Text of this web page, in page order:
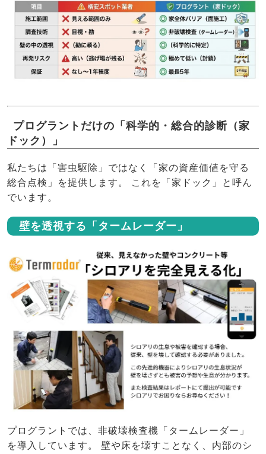
プログラントだけの「科学的・総合的診断（家
ドック）」
私たちは「害虫駆除」ではなく「家の資産価値を守る
総合点検」を提供します。 これを「家ドック」と呼ん
でいます。
壁を透視する「タームレーダー」
プログラントでは、非破壊検査機「タームレーダー」
を導入しています。 壁や床を壊すことなく、内部のシ